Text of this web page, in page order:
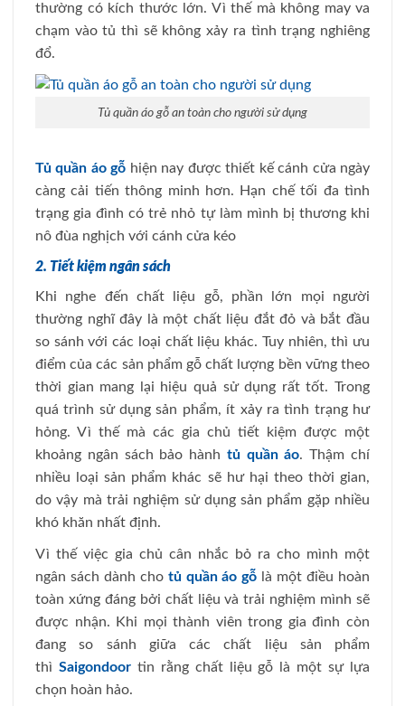
thường có kích thước lớn. Vì thế mà không may va
chạm vào tủ thì sẽ không xảy ra tình trạng nghiêng
đổ.
Tủ quần áo gỗ an toàn cho người sử dụng
Tủ quần áo gỗ hiện nay được thiết kế cánh cửa ngày
càng cải tiến thông minh hơn. Hạn chế tối đa tình
trạng gia đình có trẻ nhỏ tự làm mình bị thương khi
nô đùa nghịch với cánh cửa kéo
2. Tiết kiệm ngân sách
Khi nghe đến chất liệu gỗ, phần lớn mọi người
thường nghĩ đây là một chất liệu đắt đỏ và bắt đầu
so sánh với các loại chất liệu khác. Tuy nhiên, thì ưu
điểm của các sản phẩm gỗ chất lượng bền vững theo
thời gian mang lại hiệu quả sử dụng rất tốt. Trong
quá trình sử dụng sản phẩm, ít xảy ra tình trạng hư
hỏng. Vì thế mà các gia chủ tiết kiệm được một
khoảng ngân sách bảo hành tủ quần áo. Thậm chí
nhiều loại sản phẩm khác sẽ hư hại theo thời gian,
do vậy mà trải nghiệm sử dụng sản phẩm gặp nhiều
khó khăn nhất định.
Vì thế việc gia chủ cân nhắc bỏ ra cho mình một
ngân sách dành cho tủ quần áo gỗ là một điều hoàn
toàn xứng đáng bởi chất liệu và trải nghiệm mình sẽ
được nhận. Khi mọi thành viên trong gia đình còn
đang so sánh giữa các chất liệu sản phẩm
thì Saigondoor tin rằng chất liệu gỗ là một sự lựa
chọn hoàn hảo.